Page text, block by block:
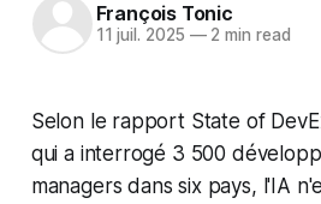
François Tonic
11 juil. 2025 —2 min read
Selon le rapport State of
qui a interrogé 3 500
managers dans six pays, l'IA